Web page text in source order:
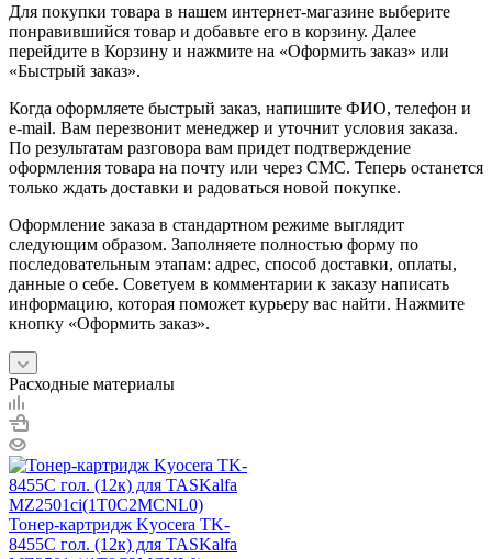
Для покупки товара в нашем интернет-магазине выберите
понравившийся товар и добавьте его в корзину. Далее
перейдите в Корзину и нажмите на «Оформить заказ» или
«Быстрый заказ».
Когда оформляете быстрый заказ, напишите ФИО, телефон и
e-mail. Вам перезвонит менеджер и уточнит условия заказа.
По результатам разговора вам придет подтверждение
оформления товара на почту или через СМС. Теперь останется
только ждать доставки и радоваться новой покупке.
Оформление заказа в стандартном режиме выглядит
следующим образом. Заполняете полностью форму по
последовательным этапам: адрес, способ доставки, оплаты,
данные о себе. Советуем в комментарии к заказу написать
информацию, которая поможет курьеру вас найти. Нажмите
кнопку «Оформить заказ».
Расходные материалы
Тонер-картридж Kyocera TK-
8455C гол. (12к) для TASKalfa